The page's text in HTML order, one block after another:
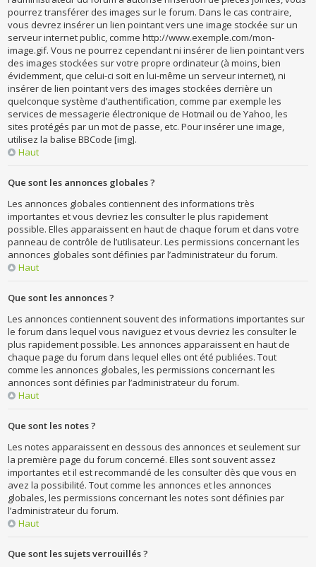
pourrez transférer des images sur le forum. Dans le cas contraire,
vous devrez insérer un lien pointant vers une image stockée sur un
serveur internet public, comme http://www.exemple.com/mon-
image.gif. Vous ne pourrez cependant ni insérer de lien pointant vers
des images stockées sur votre propre ordinateur (à moins, bien
évidemment, que celui-ci soit en lui-même un serveur internet), ni
insérer de lien pointant vers des images stockées derrière un
quelconque système d’authentification, comme par exemple les
services de messagerie électronique de Hotmail ou de Yahoo, les
sites protégés par un mot de passe, etc. Pour insérer une image,
utilisez la balise BBCode [img].
Haut
Que sont les annonces globales ?
Les annonces globales contiennent des informations très
importantes et vous devriez les consulter le plus rapidement
possible. Elles apparaissent en haut de chaque forum et dans votre
panneau de contrôle de l’utilisateur. Les permissions concernant les
annonces globales sont définies par l’administrateur du forum.
Haut
Que sont les annonces ?
Les annonces contiennent souvent des informations importantes sur
le forum dans lequel vous naviguez et vous devriez les consulter le
plus rapidement possible. Les annonces apparaissent en haut de
chaque page du forum dans lequel elles ont été publiées. Tout
comme les annonces globales, les permissions concernant les
annonces sont définies par l’administrateur du forum.
Haut
Que sont les notes ?
Les notes apparaissent en dessous des annonces et seulement sur
la première page du forum concerné. Elles sont souvent assez
importantes et il est recommandé de les consulter dès que vous en
avez la possibilité. Tout comme les annonces et les annonces
globales, les permissions concernant les notes sont définies par
l’administrateur du forum.
Haut
Que sont les sujets verrouillés ?